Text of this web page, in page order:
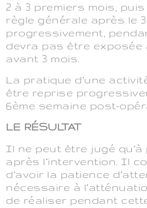
2 à 3 premiers mois, puis
règle générale après le
progressivement,
devra pas être exposée
avant 3 mois.
La pratique d’une
être reprise
6ème semaine post-
LE RÉSULTAT
Il ne peut être jugé qu’à
après l’intervention. Il
d’avoir la patience
nécessaire à
de réaliser pendant